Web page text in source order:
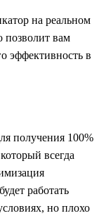
на реальном
позволит вам
эффективность в
получения 100%
всегда
работать
но плохо